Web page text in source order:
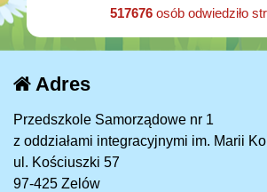
517676osób odwiedziło
Adres
Przedszkole Samorządowe nr 1
z oddziałami integracyjnymi im. Marii
ul. Kościuszki 57
97-425 Zelów